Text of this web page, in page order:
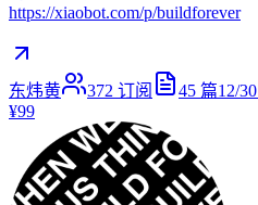
https://xiaobot.com/p/buildforever
东炜黄 372 订阅 45 篇12/30
¥99